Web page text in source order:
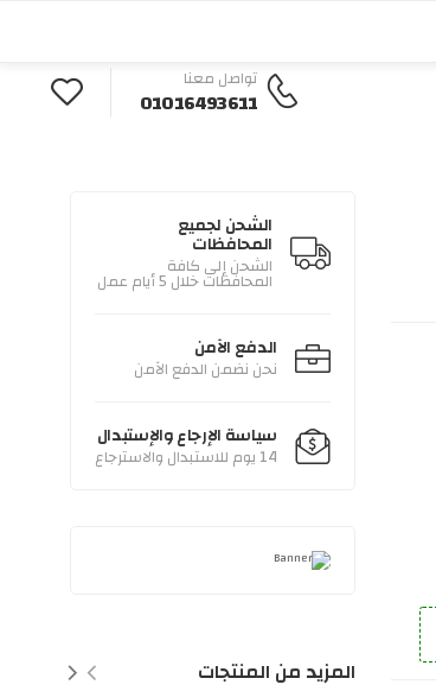
تواصل معنا
01016493611
الشحن لجميع
المحافظات
الشحن إلى كافة
المحافظات خلال 5 أيام عمل
الدفع الآمن
نحن نضمن الدفع الآمن
سياسة الإرجاع والإستبدال
14 يوم للاستبدال والاسترجاع
المزيد من المنتجات